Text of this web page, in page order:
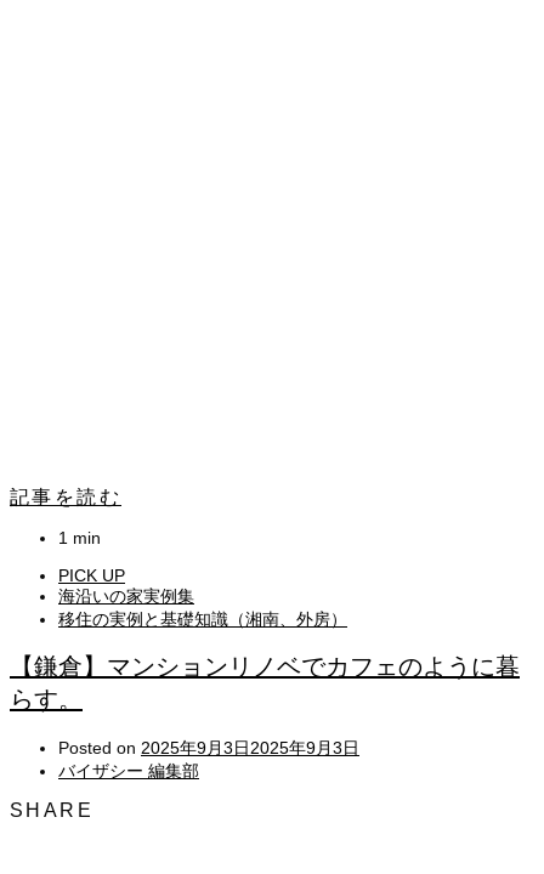
記事を読む
1 min
PICK UP
海沿いの家実例集
移住の実例と基礎知識（湘南、外房）
【鎌倉】マンションリノベでカフェのように暮
らす。
Posted on 2025年9月3日2025年9月3日
バイザシー 編集部
SHARE